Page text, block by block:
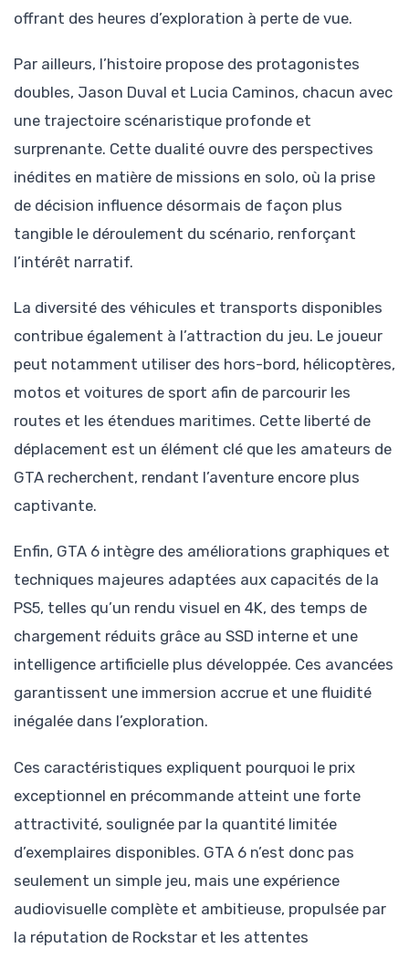
offrant des heures d’exploration à perte de vue.
Par ailleurs, l’histoire propose des protagonistes
doubles, Jason Duval et Lucia Caminos, chacun avec
une trajectoire scénaristique profonde et
surprenante. Cette dualité ouvre des perspectives
inédites en matière de missions en solo, où la prise
de décision influence désormais de façon plus
tangible le déroulement du scénario, renforçant
l’intérêt narratif.
La diversité des véhicules et transports disponibles
contribue également à l’attraction du jeu. Le joueur
peut notamment utiliser des hors-bord, hélicoptères,
motos et voitures de sport afin de parcourir les
routes et les étendues maritimes. Cette liberté de
déplacement est un élément clé que les amateurs de
GTA recherchent, rendant l’aventure encore plus
captivante.
Enfin, GTA 6 intègre des améliorations graphiques et
techniques majeures adaptées aux capacités de la
PS5, telles qu’un rendu visuel en 4K, des temps de
chargement réduits grâce au SSD interne et une
intelligence artificielle plus développée. Ces avancées
garantissent une immersion accrue et une fluidité
inégalée dans l’exploration.
Ces caractéristiques expliquent pourquoi le prix
exceptionnel en précommande atteint une forte
attractivité, soulignée par la quantité limitée
d’exemplaires disponibles. GTA 6 n’est donc pas
seulement un simple jeu, mais une expérience
audiovisuelle complète et ambitieuse, propulsée par
la réputation de Rockstar et les attentes